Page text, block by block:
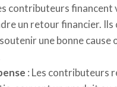
contributeurs
un retour financier. Ils
une bonne cause
: Les contributeurs